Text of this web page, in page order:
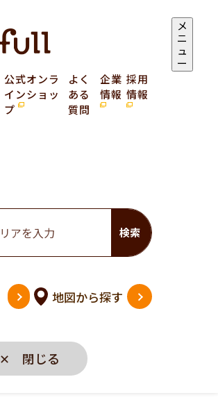
メ
ニ
ュ
ー
公式オンラ
インショッ
プ
よく
ある
質問
企業
情報
採用
情報
検索
地図から探す
✕ 閉じる